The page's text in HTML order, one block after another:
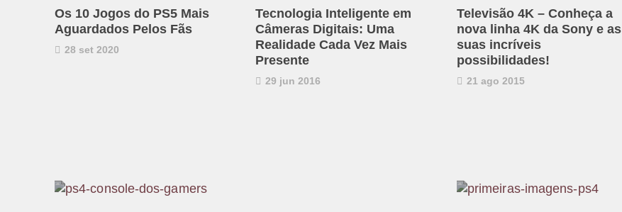
Os 10 Jogos do PS5 Mais
Aguardados Pelos Fãs
28 set 2020
Tecnologia Inteligente em
Câmeras Digitais: Uma
Realidade Cada Vez Mais
Presente
29 jun 2016
Televisão 4K – Conheça a
nova linha 4K da Sony e as
suas incríveis
possibilidades!
21 ago 2015